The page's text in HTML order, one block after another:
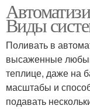
Виды
Поливать в
высаженные
теплице, даже на
масштабы и
подавать